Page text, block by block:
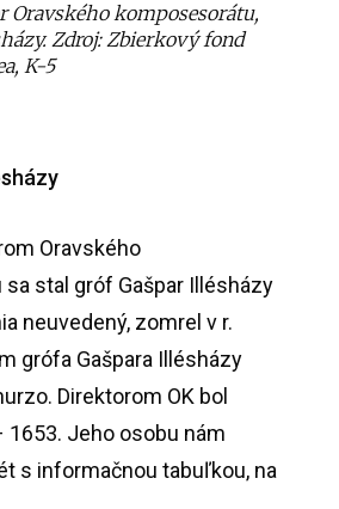
Oravského komposesorátu,
Zdroj: Zbierkový fond
K-5
Oravského
stal gróf Gašpar Illésházy
neuvedený, zomrel v r.
grófa Gašpara Illésházy
Direktorom OK bol
1653. Jeho osobu nám
s informačnou tabuľkou, na